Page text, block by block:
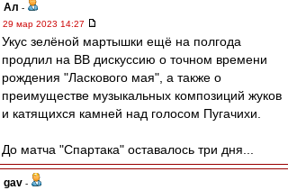
Ал -
29 мар 2023 14:27
Укус зелёной мартышки ещё на полгода
продлил на ВВ дискуссию о точном времени
рождения "Ласкового мая", а также о
преимуществе музыкальных композиций жуков
и катящихся камней над голосом Пугачихи.
До матча "Спартака" оставалось три дня...
gav -